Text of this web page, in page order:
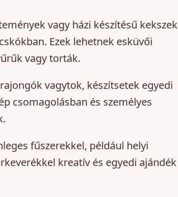
vagy házi készítésű kekszek
Ezek lehetnek esküvői
vagy torták.
vagytok, készítsetek egyedi
csomagolásban és személyes
fűszerekkel, például helyi
kreatív és egyedi ajándék